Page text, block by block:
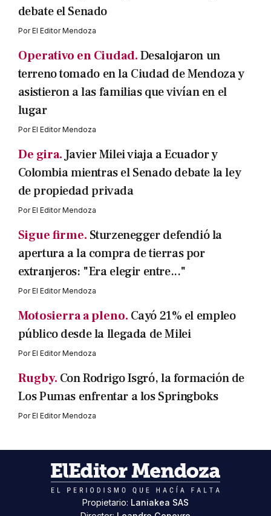
debate el Senado
PorEl Editor Mendoza
Operativo en Ciudad.Desalojaron un
terreno tomado en la Ciudad de Mendoza y
asistieron a las familias que vivían en el
lugar
PorEl Editor Mendoza
De gira. Javier Milei viaja a Ecuador y
Colombia mientras el Senado debate la ley
de propiedad privada
PorEl Editor Mendoza
Sigue firme. Sturzenegger defendió la
apertura a la compra de tierras por
extranjeros: "Era elegir entre..."
PorEl Editor Mendoza
Motosierra a pleno. Cayó 21% el empleo
público desde la llegada de Milei
PorEl Editor Mendoza
Rugby. Con Rodrigo Isgró, la formación de
Los Pumas enfrentar a los Springboks
PorEl Editor Mendoza
Propietario: Laniakea SAS